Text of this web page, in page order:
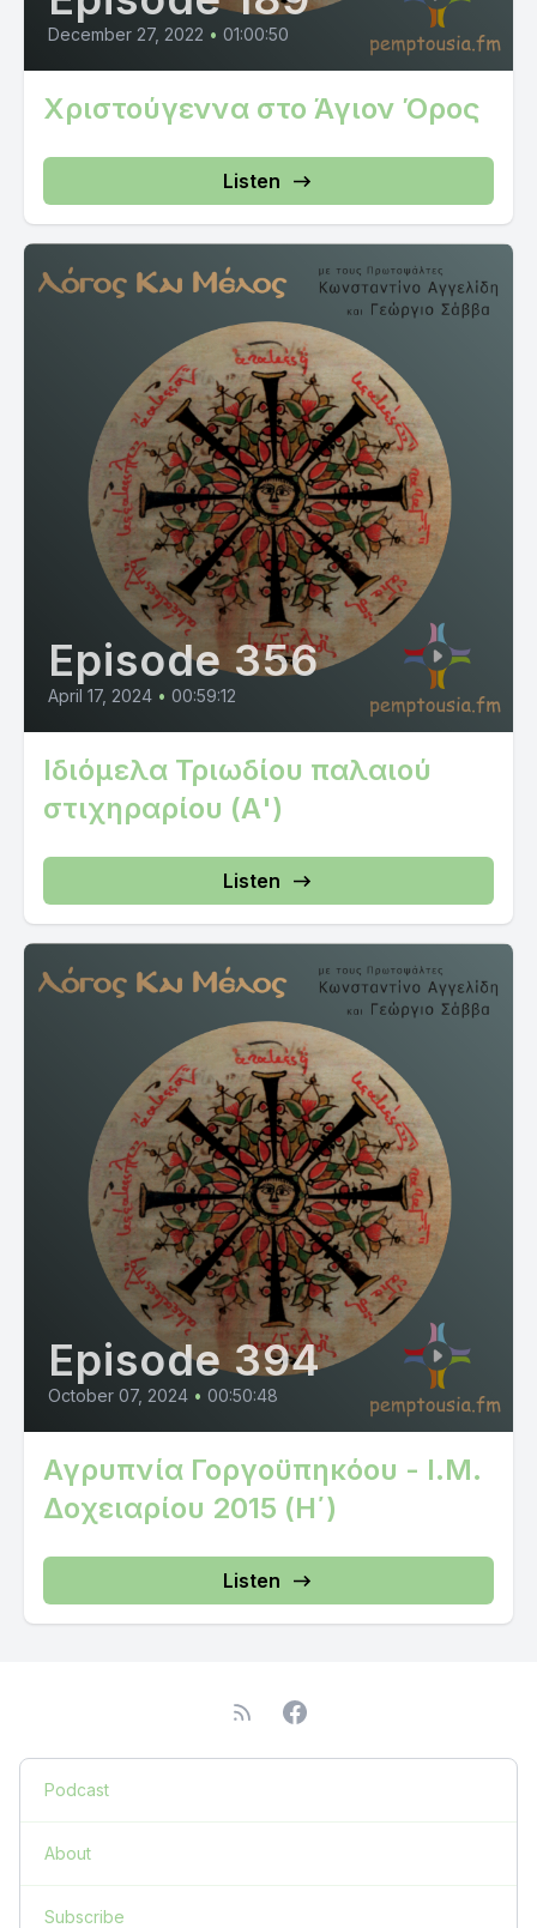
December 27, 2022 • 01:00:50
Χριστούγεννα στο Άγιον Όρος
Listen
Episode 356
April 17, 2024 • 00:59:12
Ιδιόμελα Τριωδίου παλαιού
στιχηραρίου (Α')
Listen
Episode 394
October 07, 2024 • 00:50:48
Αγρυπνία Γοργοϋπηκόου - Ι.Μ.
Δοχειαρίου 2015 (Η΄)
Listen
Podcast
About
Subscribe